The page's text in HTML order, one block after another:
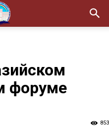
форуме
853